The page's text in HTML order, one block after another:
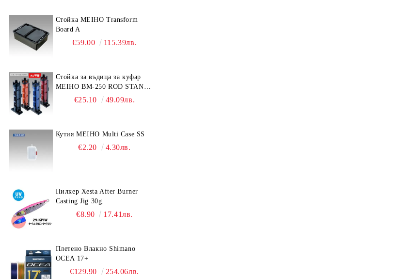
Стойка MEIHO Transform
Board A
€59.00 115.39лв.
Стойка за въдица за куфар
MEIHO BM-250 ROD STAND
-Light Blue/Black color
€25.10 49.09лв.
Кутия MEIHO Multi Case SS
€2.20 4.30лв.
Пилкер Xesta After Burner
Casting Jig 30g.
€8.90 17.41лв.
Плетено Влакно Shimano
OCEA 17+
€129.90 254.06лв.